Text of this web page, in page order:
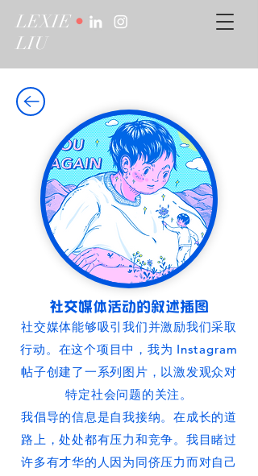
LEXIE •
LIU
社交媒体活动的叙述插图
社交媒体能够吸引我们并激励我们采取
行动。在这个项目中，我为 Instagram
帖子创建了一系列图片，以激发观众对
特定社会问题的关注。
我倡导的信息是自我接纳。在成长的道
路上，处处都有压力和竞争。我目睹过
许多有才华的人因为同侪压力而对自己